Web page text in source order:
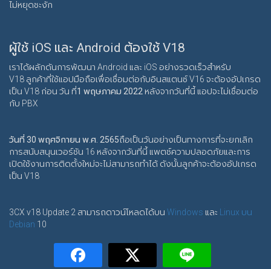
ไม่หยุดชะงัก
ผู้ใช้ iOS และ Android ต้องใช้ V18
เราได้ผลักดันการพัฒนา Android และ iOS อย่างรวดเร็วสำหรับ
V18 ลูกค้าที่ใช้แอปมือถือเพื่อเชื่อมต่อกับอินสแตนซ์ V16 จะต้องอัปเกรด
เป็น V18 ก่อน วัน ที่1 พฤษภาคม 2022 หลังจากวันที่นี้ แอปจะไม่เชื่อมต่อ
กับ PBX
วันที่ 30 พฤศจิกายน พ.ศ. 2565ถือเป็นวันอย่างเป็นทางการที่จะยกเลิก
การสนับสนุนเวอร์ชัน 16 หลังจากวันที่นี้ แพตช์ความปลอดภัยและการ
เปิดใช้งานการติดตั้งใหม่จะไม่สามารถทำได้ ดังนั้นลูกค้าจะต้องอัปเกรด
เป็น V18
3CX v18 Update 2 สามารถดาวน์โหลดได้บน Windows และ
Linux บน
Debian 10